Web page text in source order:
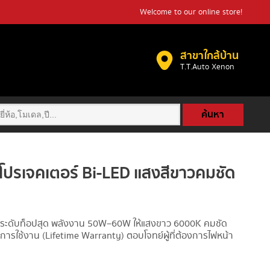
Welcome to our online store!
สาขาใกล้บ้าน
T.T.Auto Xenon​
ค้นหา
ปรเจคเตอร์ Bi-LED แสงสีขาวคมชัด
ระดับท็อปสุด พลังงาน 50W–60W ให้แสงขาว 6000K คมชัด
รใช้งาน (Lifetime Warranty) ตอบโจทย์ผู้ที่ต้องการไฟหน้า